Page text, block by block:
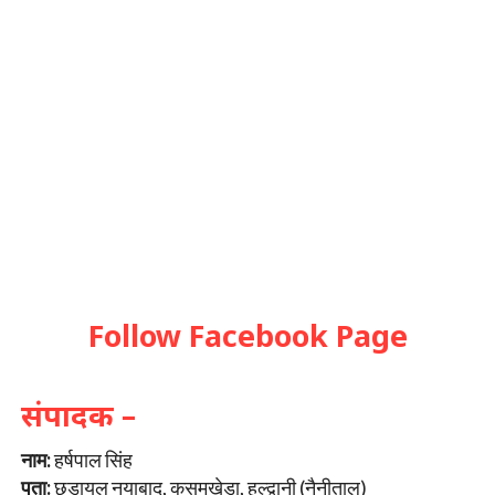
Follow Facebook Page
संपादक –
नाम:हर्षपाल सिंह
पता:छड़ायल नयाबाद, कुसुमखेड़ा, हल्द्वानी (नैनीताल)